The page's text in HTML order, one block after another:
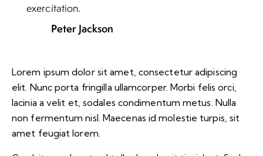
exercitation.
Peter Jackson
Lorem ipsum dolor sit amet, consectetur adipiscing
elit. Nunc porta fringilla ullamcorper. Morbi felis orci,
lacinia a velit et, sodales condimentum metus. Nulla
non fermentum nisl. Maecenas id molestie turpis, sit
amet feugiat lorem.